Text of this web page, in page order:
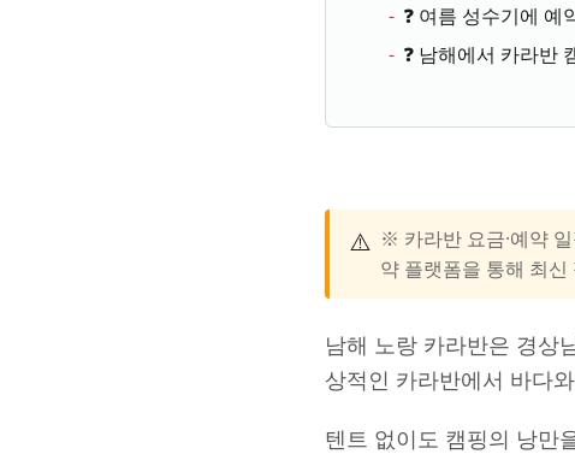
❓ 여름 성수기에
❓ 남해에서 카라반
⚠️ ※ 카라반 요금·예약
약 플랫폼을 통해 최
남해 노랑 카라반은 경상
상적인 카라반에서 바다
텐트 없이도 캠핑의 낭만